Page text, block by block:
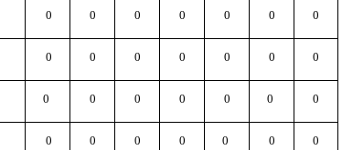
0 0 0 0 0 0 0
0 0 0 0 0 0 0
0 0 0 0 0 0 0
0 0 0 0 0 0 0